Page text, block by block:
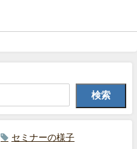
検索
セミナーの様子